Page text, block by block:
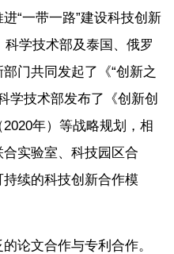
“一带一路”建设科技创新
学技术部及泰国、俄罗
门共同发起了《“创新之
学技术部发布了《创新创
年）等战略规划，相
实验室、科技园区合
续的科技创新合作模
论文合作与专利合作。